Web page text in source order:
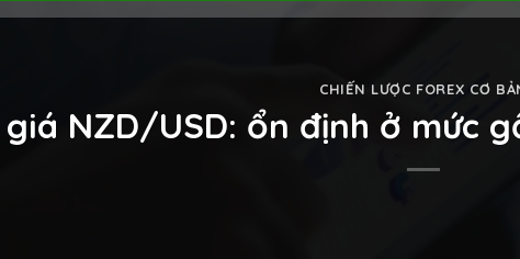
CHIẾN LƯỢC FOREX CƠ
giá NZD/USD: ổn định ở mức